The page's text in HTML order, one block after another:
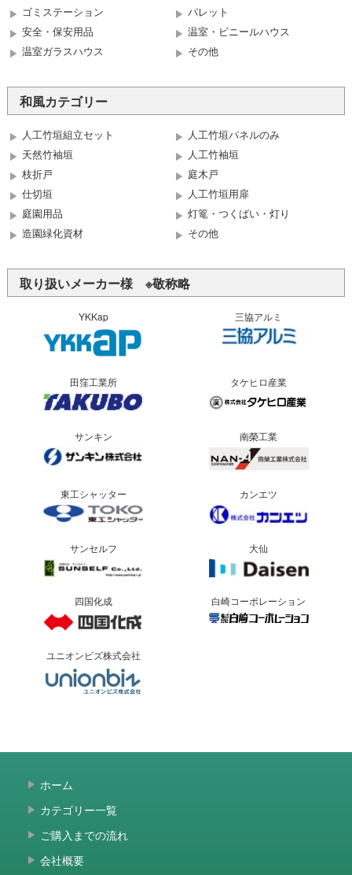
ゴミステーション
パレット
安全・保安用品
温室・ビニールハウス
温室ガラスハウス
その他
和風カテゴリー
人工竹垣組立セット
人工竹垣パネルのみ
天然竹袖垣
人工竹袖垣
枝折戸
庭木戸
仕切垣
人工竹垣用扉
庭園用品
灯篭・つくばい・灯り
造園緑化資材
その他
取り扱いメーカー様 ※敬称略
YKKap 三協アルミ
田窪工業所 タケヒロ産業
サンキン 南榮工業
東工シャッター カンエツ
サンセルフ 大仙
四国化成 白崎コーポレーション
ユニオンビズ株式会社
ホーム
カテゴリー一覧
ご購入までの流れ
会社概要